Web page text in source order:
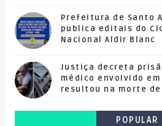
Prefeitura de Santo
publica editais do
Nacional Aldir Blanc
Justiça decreta
médico envolvido
resultou na morte
POPULAR